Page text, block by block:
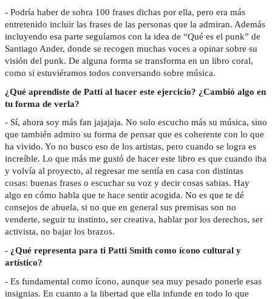
- Podría haber de sobra 100 frases dichas por ella, pero era más
entretenido incluir las frases de las personas que la admiran. Además
incluyendo esa parte seguíamos con la idea de “Qué es el punk” de
Santiago Ander, donde se recogen muchas voces a opinar sobre su
visión del punk. De alguna forma se transforma en un libro coral,
como si estuviéramos todos conversando sobre música.
¿Qué aprendiste de Patti al hacer este ejercicio? ¿Cambió algo en
tu forma de verla?
- Sí, ahora soy más fan jajajaja. No solo escucho más su música, sino
que también admiro su forma de pensar que es coherente con lo que
ha vivido. Yo no busco eso de los artistas, pero cuando se logra es
increíble. Lo que más me gustó de hacer este libro es que cuando iba
y volvía al proyecto, al regresar me sentía en casa con distintas
cosas: buenas frases o escuchar su voz y decir cosas sabias. Hay
algo en cómo habla que te hace sentir acogida. No es que te dé
consejos de abuela, si no que en general sus premisas son no
venderte, seguir tu instinto, ser creativa, hablar por los derechos, ser
activista, no bajar los brazos.
- ¿Qué representa para ti Patti Smith como ícono cultural y
artístico?
- Es fundamental como ícono, aunque sea muy pesado ponerle esas
insignias. En cuanto a la libertad que ella infunde en todo lo que